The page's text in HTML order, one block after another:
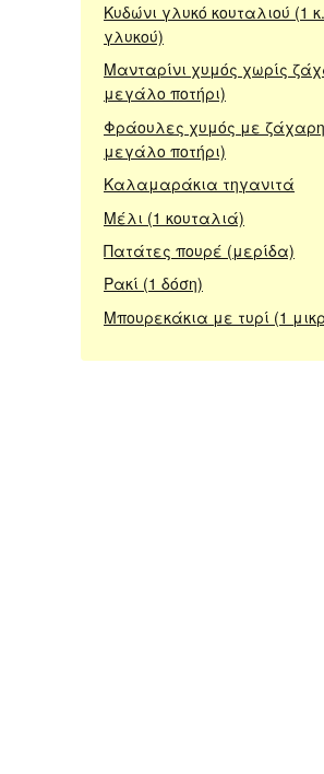
Κυδώνι γλυκό κουταλιού (1 κ.
γλυκού)
Μανταρίνι χυμός χωρίς
μεγάλο ποτήρι)
Φράουλες χυμός με
μεγάλο ποτήρι)
Καλαμαράκια τηγανιτά
Μέλι (1 κουταλιά)
Πατάτες πουρέ (μερίδα)
Ρακί (1 δόση)
Μπουρεκάκια με τυρί (1